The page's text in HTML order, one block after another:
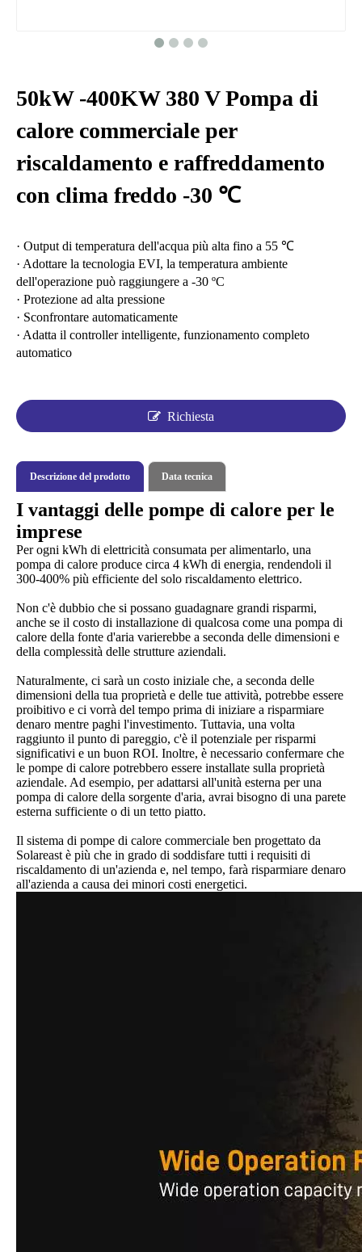
50kW -400KW 380 V Pompa di
calore commerciale per
riscaldamento e raffreddamento
con clima freddo -30 ℃
· Output di temperatura dell'acqua più alta fino a 55 ℃
· Adottare la tecnologia EVI, la temperatura ambiente
dell'operazione può raggiungere a -30 ºC
· Protezione ad alta pressione
· Sconfrontare automaticamente
· Adatta il controller intelligente, funzionamento completo
automatico
Richiesta
Descrizione del prodotto Data tecnica
I vantaggi delle pompe di calore per le
imprese
Per ogni kWh di elettricità consumata per alimentarlo, una
pompa di calore produce circa 4 kWh di energia, rendendoli il
300-400% più efficiente del solo riscaldamento elettrico.
Non c'è dubbio che si possano guadagnare grandi risparmi,
anche se il costo di installazione di qualcosa come una pompa di
calore della fonte d'aria varierebbe a seconda delle dimensioni e
della complessità delle strutture aziendali.
Naturalmente, ci sarà un costo iniziale che, a seconda delle
dimensioni della tua proprietà e delle tue attività, potrebbe essere
proibitivo e ci vorrà del tempo prima di iniziare a risparmiare
denaro mentre paghi l'investimento. Tuttavia, una volta
raggiunto il punto di pareggio, c'è il potenziale per risparmi
significativi e un buon ROI. Inoltre, è necessario confermare che
le pompe di calore potrebbero essere installate sulla proprietà
aziendale. Ad esempio, per adattarsi all'unità esterna per una
pompa di calore della sorgente d'aria, avrai bisogno di una parete
esterna sufficiente o di un tetto piatto.
Il sistema di pompe di calore commerciale ben progettato da
Solareast è più che in grado di soddisfare tutti i requisiti di
riscaldamento di un'azienda e, nel tempo, farà risparmiare denaro
all'azienda a causa dei minori costi energetici.